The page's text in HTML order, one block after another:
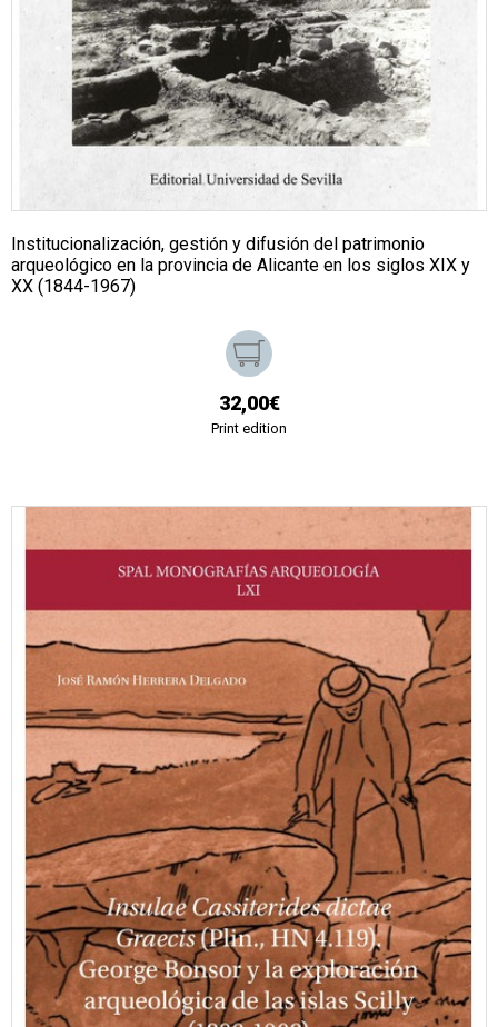
Institucionalización, gestión y difusión del patrimonio
arqueológico en la provincia de Alicante en los siglos XIX y
XX (1844-1967)
32,00€
Print edition